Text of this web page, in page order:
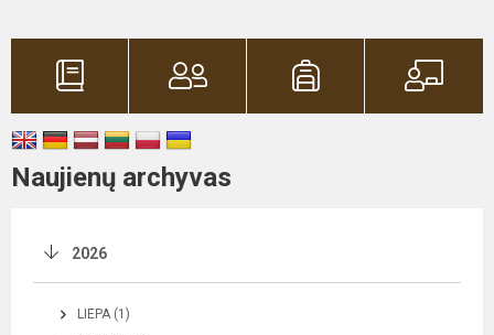
Naujienų archyvas
2026
LIEPA (1)